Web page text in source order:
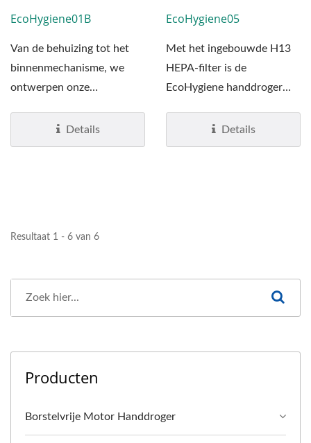
EcoHygiene01B
Van de behuizing tot het
binnenmechanisme, we
ontwerpen onze
een uiterst...Details
EcoHygiene05
Met het ingebouwde H13
HEPA-filter is de
EcoHygiene handdroger
roestvrij...
Details
Resultaat 1 - 6 van 6
Producten
Borstelvrije Motor Handdroger